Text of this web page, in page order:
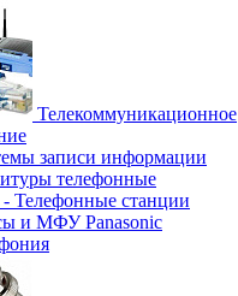
Телекоммуникационное
записи информации
телефонные
Телефонные станции
и МФУ Panasonic